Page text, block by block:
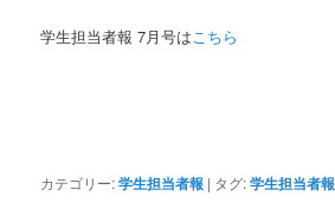
学生担当者報 7月号はこちら
カテゴリー:学生担当者報 | タグ:学生担当者報